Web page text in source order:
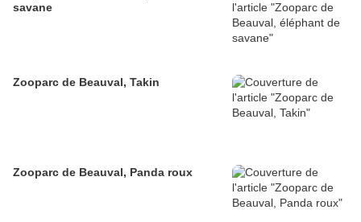
savane
Zooparc de Beauval, Takin
Zooparc de Beauval, Panda roux